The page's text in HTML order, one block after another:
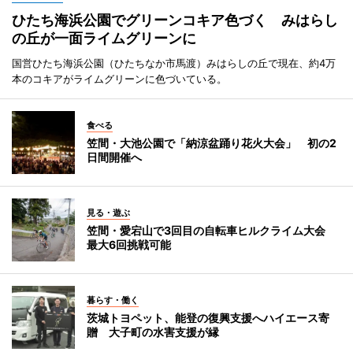
ひたち海浜公園でグリーンコキア色づく みはらし
の丘が一面ライムグリーンに
国営ひたち海浜公園（ひたちなか市馬渡）みはらしの丘で現在、約4万
本のコキアがライムグリーンに色づいている。
食べる
笠間・大池公園で「納涼盆踊り花火大会」 初の2
日間開催へ
見る・遊ぶ
笠間・愛宕山で3回目の自転車ヒルクライム大会
最大6回挑戦可能
暮らす・働く
茨城トヨペット、能登の復興支援へハイエース寄
贈 大子町の水害支援が縁